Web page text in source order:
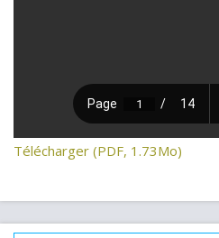
Télécharger (PDF, 1.73Mo)